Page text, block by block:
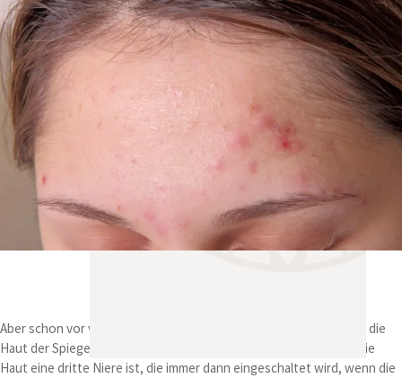
Aber schon vor vielen Generationen sagten bekannte Ärzte, dass die
Haut der Spiegel der Seele sei. Die alten Chinesen lehrten, dass die
Haut eine dritte Niere ist, die immer dann eingeschaltet wird, wenn die